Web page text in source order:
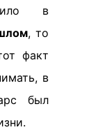
в
, то
факт
в
был